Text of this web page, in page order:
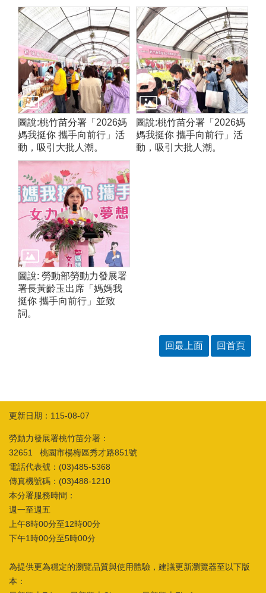
圖說:桃竹苗分署「2026媽
媽我挺你 攜手向前行」活
動，吸引大批人潮。
圖說:桃竹苗分署「2026媽
媽我挺你 攜手向前行」活
動，吸引大批人潮。
圖說: 勞動部勞動力發展署
署長黃齡玉出席「媽媽我
挺你 攜手向前行」並致
詞。
回最上面 回首頁
更新日期：115-08-07
勞動力發展署桃竹苗分署：
32651 桃園市楊梅區秀才路851號
電話代表號：(03)485-5368
傳真機號碼：(03)488-1210
本分署服務時間：
週一至週五
上午8時00分至12時00分
下午1時00分至5時00分
為提供更為穩定的瀏覽品質與使用體驗，建議更新瀏覽器至以下版
本：